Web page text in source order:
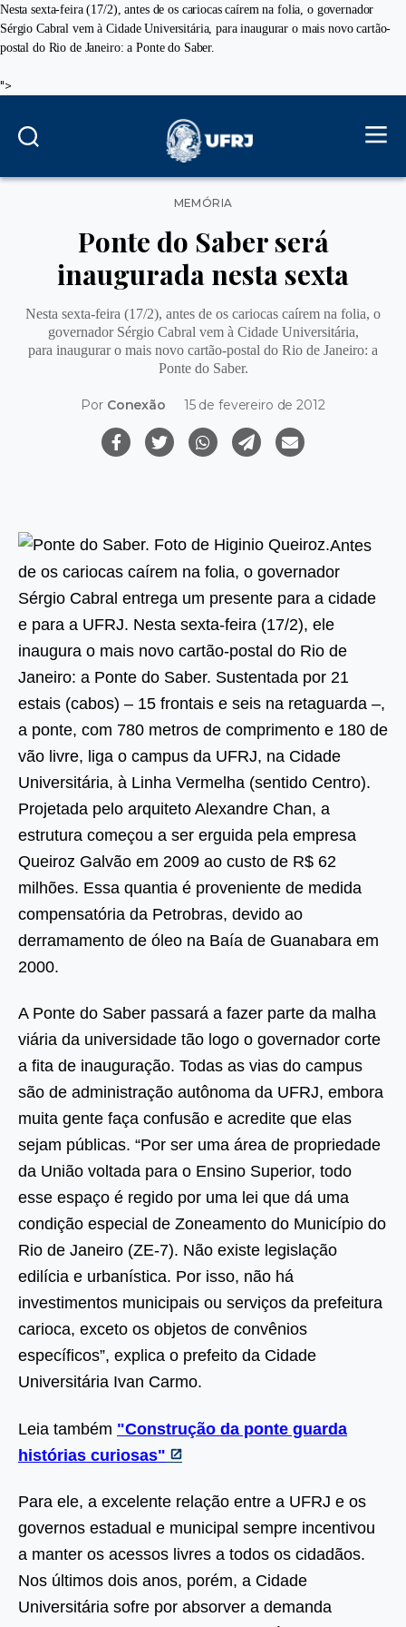
Nesta sexta-feira (17/2), antes de os cariocas caírem na folia, o governador
Sérgio Cabral vem à Cidade Universitária, para inaugurar o mais novo cartão-
postal do Rio de Janeiro: a Ponte do Saber.
">
Categorias
MEMÓRIA
Ponte do Saber será
inaugurada nesta sexta
Nesta sexta-feira (17/2), antes de os cariocas caírem na folia, o
governador Sérgio Cabral vem à Cidade Universitária,
para inaugurar o mais novo cartão-postal do Rio de Janeiro: a
Ponte do Saber.
Por Conexão 15 de fevereiro de 2012
Antes
de os cariocas caírem na folia, o governador
Sérgio Cabral entrega um presente para a cidade
e para a UFRJ. Nesta sexta-feira (17/2), ele
inaugura o mais novo cartão-postal do Rio de
Janeiro: a Ponte do Saber. Sustentada por 21
estais (cabos) – 15 frontais e seis na retaguarda –,
a ponte, com 780 metros de comprimento e 180 de
vão livre, liga o campus da UFRJ, na Cidade
Universitária, à Linha Vermelha (sentido Centro).
Projetada pelo arquiteto Alexandre Chan, a
estrutura começou a ser erguida pela empresa
Queiroz Galvão em 2009 ao custo de R$ 62
milhões. Essa quantia é proveniente de medida
compensatória da Petrobras, devido ao
derramamento de óleo na Baía de Guanabara em
2000.
A Ponte do Saber passará a fazer parte da malha
viária da universidade tão logo o governador corte
a fita de inauguração. Todas as vias do campus
são de administração autônoma da UFRJ, embora
muita gente faça confusão e acredite que elas
sejam públicas. “Por ser uma área de propriedade
da União voltada para o Ensino Superior, todo
esse espaço é regido por uma lei que dá uma
condição especial de Zoneamento do Município do
Rio de Janeiro (ZE-7). Não existe legislação
edilícia e urbanística. Por isso, não há
investimentos municipais ou serviços da prefeitura
carioca, exceto os objetos de convênios
específicos”, explica o prefeito da Cidade
Universitária Ivan Carmo.
Leia também "Construção da ponte guarda
histórias curiosas"
Para ele, a excelente relação entre a UFRJ e os
governos estadual e municipal sempre incentivou
a manter os acessos livres a todos os cidadãos.
Nos últimos dois anos, porém, a Cidade
Universitária sofre por absorver a demanda